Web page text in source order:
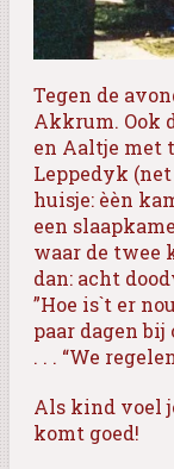
Tegen de
Akkrum. Ook
en Aaltje met
Leppedyk
huisje: èèn
een
waar de twee
dan: acht
”Hoe is`t er
paar dagen bij
. . . “We
Als kind voel
komt goed!